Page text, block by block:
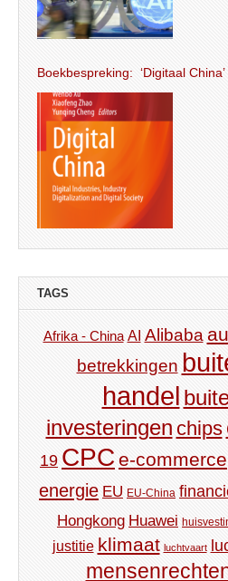
Boekbespreking: ‘Digitaal China’
TAGS
Afrika - China AI Alibaba
betrekkingen
handel
investeringen chips
19 CPC e-commerce
energie EU EU-China
Hongkong Huawei
justitie klimaat luchtvaart